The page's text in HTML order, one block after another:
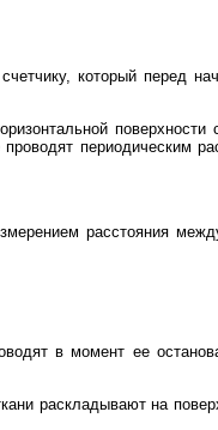
который перед
поверхности
периодическим
расстояния
в момент ее
раскладывают на